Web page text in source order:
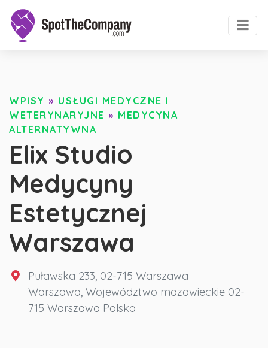
WPISY » USŁUGI MEDYCZNE I
WETERYNARYJNE » MEDYCYNA
ALTERNATYWNA
Elix Studio
Medycyny
Estetycznej
Warszawa
Puławska 233, 02-715 Warszawa
Warszawa, Województwo mazowieckie 02-
715 Warszawa Polska